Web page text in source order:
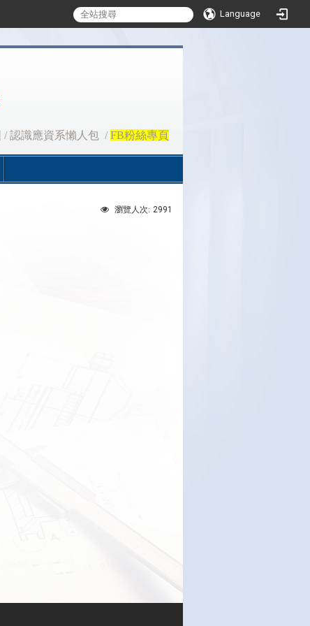
Language
/認識應資系懶人包 /FB粉絲專頁
瀏覽人次: 2991